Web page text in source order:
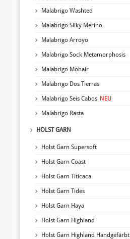
Malabrigo Washted
Malabrigo Silky Merino
Malabrigo Arroyo
Malabrigo Sock Metamorphosis
Malabrigo Mohair
Malabrigo Dos Tierras
Malabrigo Seis Cabos NEU
Malabrigo Rasta
HOLST GARN
Holst Garn Supersoft
Holst Garn Coast
Holst Garn Titicaca
Holst Garn Tides
Holst Garn Haya
Holst Garn Highland
Holst Garn Highland Handgefärbt